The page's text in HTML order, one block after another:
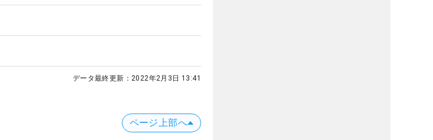
データ最終更新： 2022年2月3日 13:41
ページ上部へ